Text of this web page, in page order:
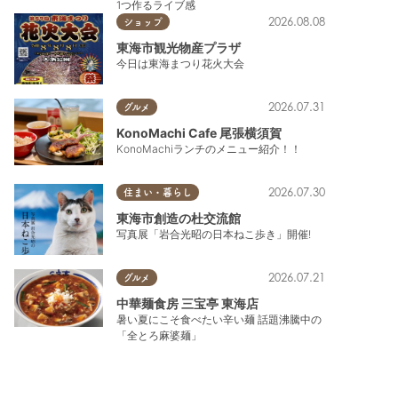
1つ作るライブ感
ショップ 2026.08.08
東海市観光物産プラザ
今日は東海まつり花火大会
グルメ 2026.07.31
KonoMachi Cafe 尾張横須賀
KonoMachiランチのメニュー紹介！！
住まい・暮らし 2026.07.30
東海市創造の杜交流館
写真展「岩合光昭の日本ねこ歩き」開催!
グルメ 2026.07.21
中華麺食房 三宝亭 東海店
暑い夏にこそ食べたい辛い麺 話題沸騰中の
「全とろ麻婆麺」